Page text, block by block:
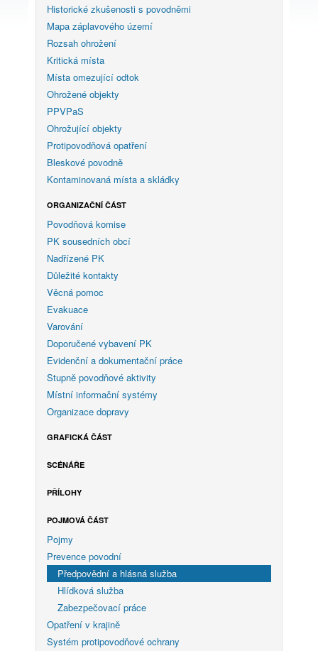
Historické zkušenosti s povodněmi
Mapa záplavového území
Rozsah ohrožení
Kritická místa
Místa omezující odtok
Ohrožené objekty
PPVPaS
Ohrožující objekty
Protipovodňová opatření
Bleskové povodně
Kontaminovaná místa a skládky
ORGANIZAČNÍ ČÁST
Povodňová komise
PK sousedních obcí
Nadřízené PK
Důležité kontakty
Věcná pomoc
Evakuace
Varování
Doporučené vybavení PK
Evidenční a dokumentační práce
Stupně povodňové aktivity
Místní informační systémy
Organizace dopravy
GRAFICKÁ ČÁST
SCÉNÁŘE
PŘÍLOHY
POJMOVÁ ČÁST
Pojmy
Prevence povodní
Předpovědní a hlásná služba
Hlídková služba
Zabezpečovací práce
Opatření v krajině
Systém protipovodňové ochrany